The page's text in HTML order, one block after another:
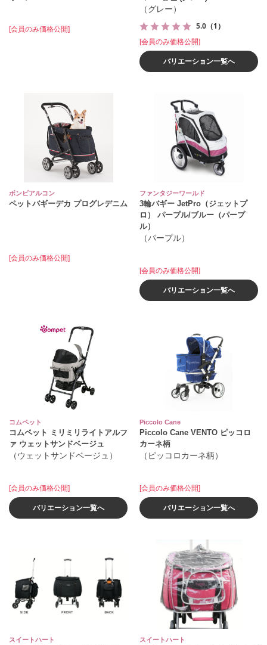
[会員のみ価格公開]
（グレー）
5.0 （1）
[会員のみ価格公開]
バリエーション一覧へ
ボンビアルコン
ペットバギーデカ プログレデニム
[会員のみ価格公開]
ファンタジーワールド
3輪バギー JetPro（ジェットプ
ロ） パープル/ブルー（パープ
ル）
（パープル）
[会員のみ価格公開]
バリエーション一覧へ
コムペット
コムペット ミリミリライトアルフ
ァ ウェットサンドベージュ
（ウェットサンドベージュ）
[会員のみ価格公開]
バリエーション一覧へ
Piccolo Cane
Piccolo Cane VENTO ピッコロ
カーネ柄
（ピッコロカーネ柄）
[会員のみ価格公開]
バリエーション一覧へ
スイートハート スイートハート